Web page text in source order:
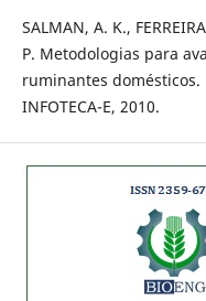
SALMAN, A. K.,
P. Metodologias para
ruminantes domésticos.
INFOTECA-E, 2010.